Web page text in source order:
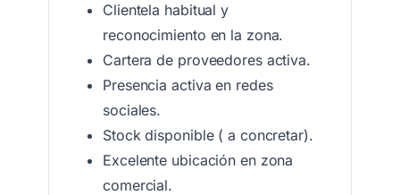
Clientela habitual y
reconocimiento en la zona.
Cartera de proveedores activa.
Presencia activa en redes
sociales.
Stock disponible ( a concretar).
Excelente ubicación en zona
comercial.